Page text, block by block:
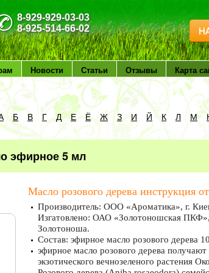
8-929-929-03-03
8-925-514-66-02
Новости Статьи Отзывы Карта
Б В Г Д Е Ё Ж З И Й К Л М
эфирное 5 мл
Масло розового дерева инструкция
Производитель: ООО «Ароматика», г.
Изгатовлено: ОАО «Золотоношская ПКФ»,
Золотоноша.
Состав: эфирное масло розового дерева
эфирное масло розового дерева
экзотического вечнозеленого растения